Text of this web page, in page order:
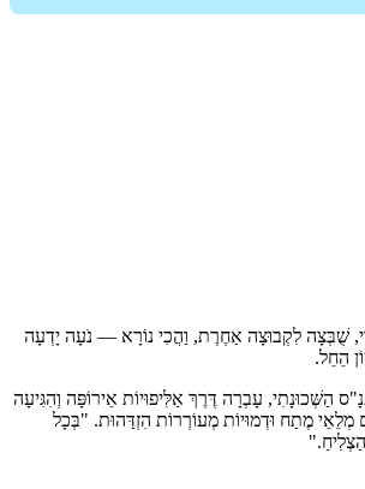
שֻׁבְּצָה לִקְבוּצָה אַחֶרֶת, וַהֲכִי נוֹרָא — נֹעָה יָדְעָה
הֵחֵל.
הַשְּׁכוּנָתִי, עָבְרָה דֶּרֶךְ אַלִּיפוּיוֹת אֵירוֹפָּה וְהִגִּיעָה
מֶתַח וּדְמוּיוֹת מְעוֹרְרוֹת הִזְדַּהוּת. "בְּכָל